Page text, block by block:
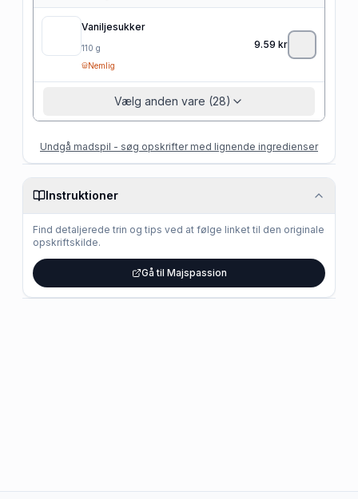
Vaniljesukker
110 g
Nemlig
9.59 kr
Vælg anden vare (28)
Undgå madspil - søg opskrifter med lignende ingredienser
Instruktioner
Find detaljerede trin og tips ved at følge linket til den originale
opskriftskilde.
Gå til Majspassion